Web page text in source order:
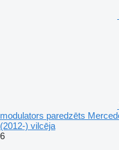
modulators paredzēts
(2012-) vilcēja
6